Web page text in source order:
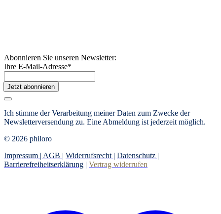
Abonnieren Sie unseren Newsletter:
Ihre E-Mail-Adresse*
Jetzt abonnieren
Ich stimme der Verarbeitung meiner Daten zum Zwecke der
Newsletterversendung zu. Eine Abmeldung ist jederzeit möglich.
© 2026 philoro
Impressum | AGB | Widerrufsrecht | Datenschutz |
Barrierefreiheitserklärung | Vertrag widerrufen